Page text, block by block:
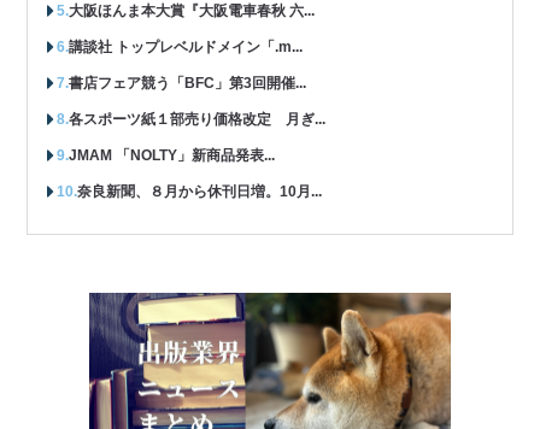
大阪ほんま本大賞『大阪電車春秋 六...
講談社 トップレベルドメイン「.m...
書店フェア競う「BFC」第3回開催...
各スポーツ紙１部売り価格改定 月ぎ...
JMAM 「NOLTY」新商品発表...
奈良新聞、８月から休刊日増。10月...